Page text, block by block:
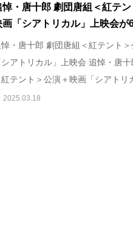
悼・唐十郎 劇団唐組＜紅テン
画「シアトリカル」上映会が
・唐十郎 劇団唐組＜紅テント
シアトリカル」上映会 追悼・唐
紅テント＞公演＋映画「シアトリ
2025.03.18